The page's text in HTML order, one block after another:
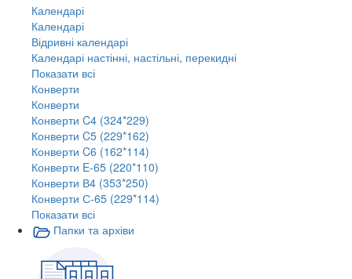
Календарі
Календарі
Відривні календарі
Календарі настінні, настільні, перекидні
Показати всі
Конверти
Конверти
Конверти C4 (324*229)
Конверти C5 (229*162)
Конверти C6 (162*114)
Конверти E-65 (220*110)
Конверти В4 (353*250)
Конверти С-65 (229*114)
Показати всі
Папки та архіви